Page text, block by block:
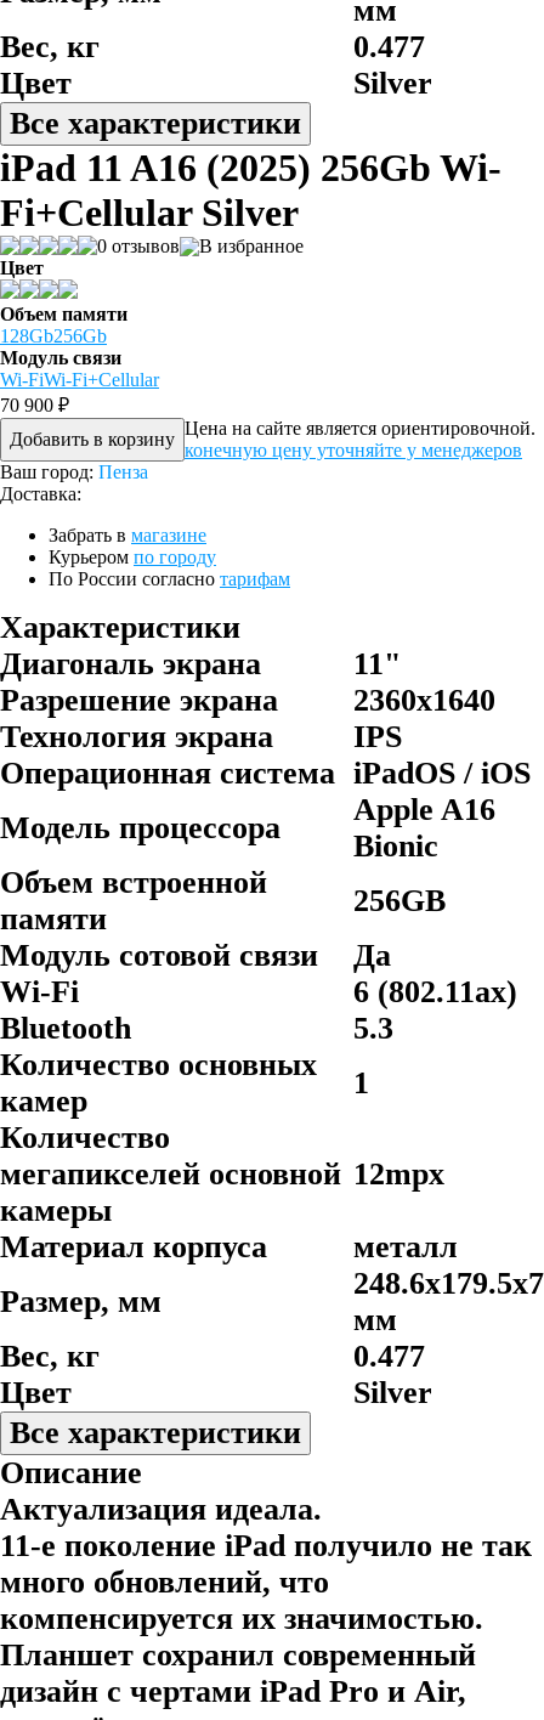
мм
Вес, кг
0.477
Цвет
Silver
Все характеристики
iPad 11 A16 (2025) 256Gb Wi-
Fi+Cellular Silver
0 отзывов
В избранное
Цвет
Объем памяти
128Gb256Gb
Модуль связи
Wi-FiWi-Fi+Cellular
70 900 ₽
Добавить в корзину
Цена на сайте является ориентировочной.
конечную цену уточняйте у менеджеров
Ваш город: Пенза
Доставка:
Забрать в магазине
Курьером по городу
По России согласно тарифам
Характеристики
Диагональ экрана
11"
Разрешение экрана
2360x1640
Технология экрана
IPS
Операционная система iPadOS / iOS
Модель процессора
Apple A16
Bionic
Объем встроенной
памяти
256GB
Модуль сотовой связи
Да
Wi-Fi
6 (802.11ax)
Bluetooth
5.3
Количество основных
камер
1
Количество
мегапикселей основной
камеры
12mpx
Материал корпуса
металл
Размер, мм
248.6x179.5x7
мм
Вес, кг
0.477
Цвет
Silver
Все характеристики
Описание
Актуализация идеала.
11-е поколение iPad получило не так
много обновлений, что
компенсируется их значимостью.
Планшет сохранил современный
дизайн с чертами iPad Pro и Air,